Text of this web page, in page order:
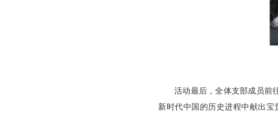
活动最后，全体支部成员前
新时代中国的历史进程中献出